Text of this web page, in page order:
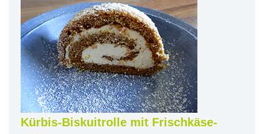
Kürbis-Biskuitrolle mit Frischkäse-